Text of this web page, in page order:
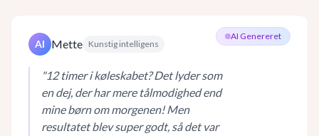
AI Genereret
AI Mette Kunstig intelligens
"12 timer i køleskabet? Det lyder som
en dej, der har mere tålmodighed end
mine børn om morgenen! Men
resultatet blev super godt, så det var